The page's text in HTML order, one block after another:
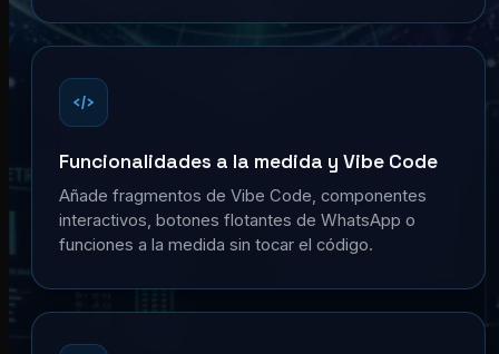
Funcionalidades a la medida y Vibe Code
Añade fragmentos de Vibe Code, componentes
interactivos, botones flotantes de WhatsApp o
funciones a la medida sin tocar el código.